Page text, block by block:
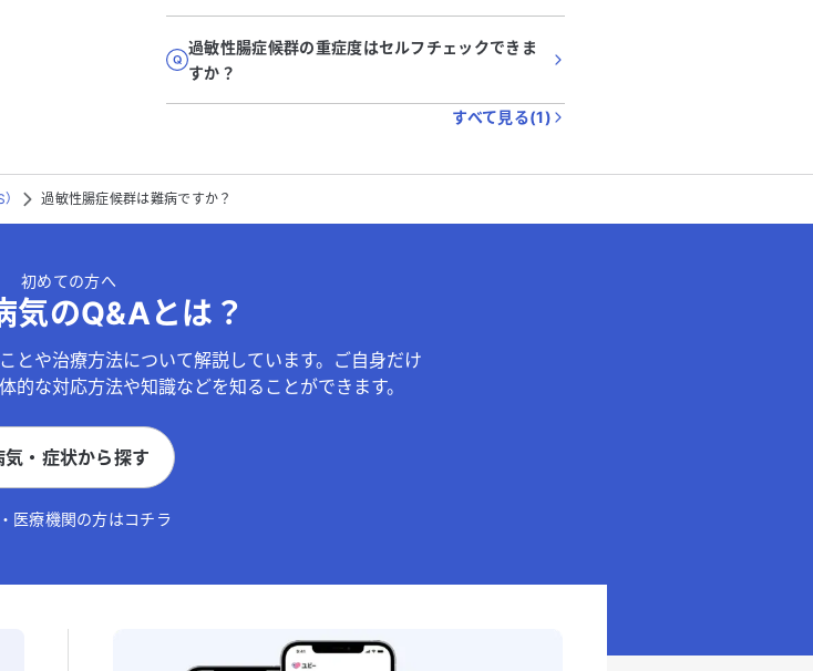
過敏性腸症候群の重症度はセルフチェックできま
すか？
すべて見る(1)
過敏性腸症候群は難病ですか？
初めての方へ
気のQ&Aとは？
とや治療方法について解説しています。ご自身だけ
的な対応方法や知識などを知ることができます。
気・症状から探す
医療機関の方はコチラ